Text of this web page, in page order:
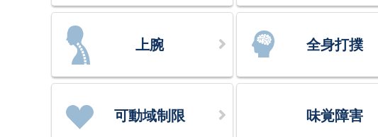
上腕 全身打撲
可動域制限 味覚障害